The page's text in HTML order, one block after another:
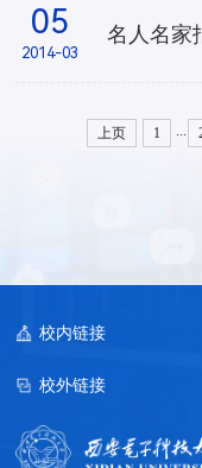
05
2014-03
名人名家
上页 1 ...
校内链接
校外链接